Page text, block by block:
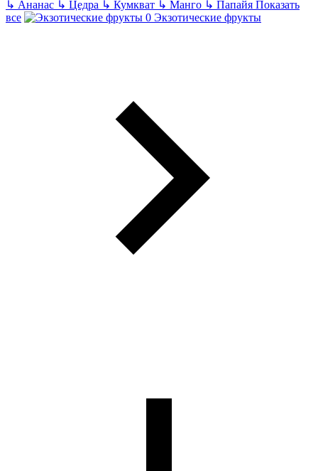
↳ Ананас ↳ Цедра ↳ Кумкват ↳ Манго ↳ Папайя Показать
все
Экзотические фрукты